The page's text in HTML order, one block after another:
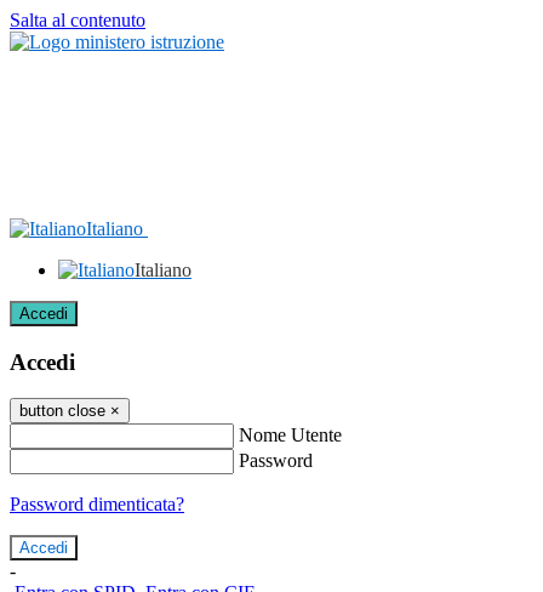
Salta al contenuto
Italiano
Italiano
Accedi
Accedi
button close ×
Nome Utente
Password
Password dimenticata?
-